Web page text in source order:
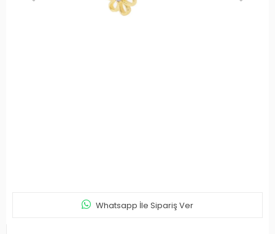
Whatsapp İle Sipariş Ver